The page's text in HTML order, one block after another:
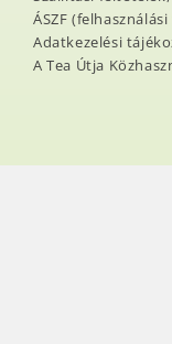
ÁSZF
Adatkezelési
A Tea Útja